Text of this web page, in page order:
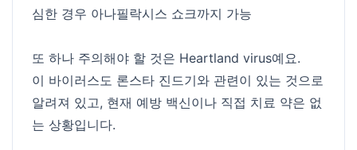
심한 경우 아나필락시스 쇼크까지 가능
또 하나 주의해야 할 것은 Heartland virus예요.
이 바이러스도 론스타 진드기와 관련이 있는 것으로
알려져 있고, 현재 예방 백신이나 직접 치료 약은 없
는 상황입니다.